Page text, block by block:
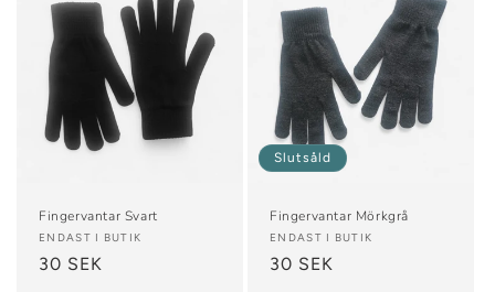
Fingervantar Svart
Säljare:
ENDAST I BUTIK
Ordinarie
30 SEK
Slutsåld
Fingervantar Mörkgrå
Säljare:
ENDAST I BUTIK
Ordinarie
30 SEK